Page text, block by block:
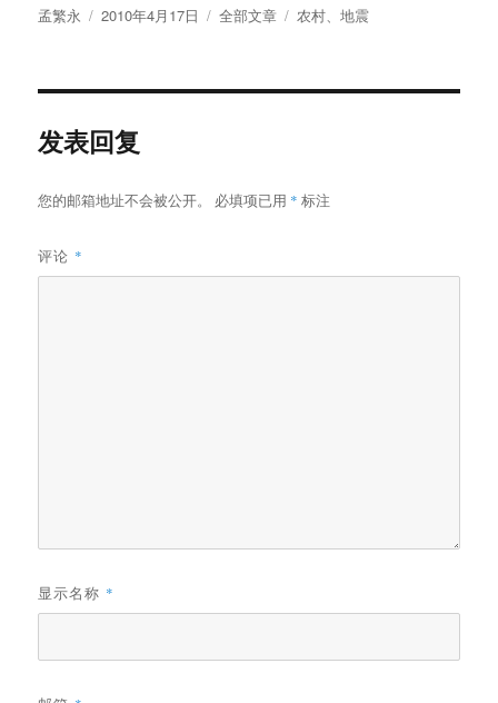
作
孟繁永
发
2010年4月17日
分
全部文章
标
农村、地震
发表回复
您的邮箱地址不会被公开。 必填项已用 * 标注
评论 *
显示名称 *